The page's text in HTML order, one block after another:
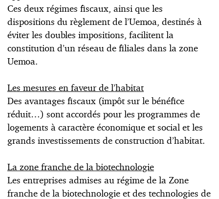
Ces deux régimes fiscaux, ainsi que les
dispositions du règlement de l’Uemoa, destinés à
éviter les doubles impositions, facilitent la
constitution d’un réseau de filiales dans la zone
Uemoa.
Les mesures en faveur de l’habitat
Des avantages fiscaux (impôt sur le bénéfice
réduit…) sont accordés pour les programmes de
logements à caractère économique et social et les
grands investissements de construction d’habitat.
La zone franche de la biotechnologie
Les entreprises admises au régime de la Zone
franche de la biotechnologie et des technologies de